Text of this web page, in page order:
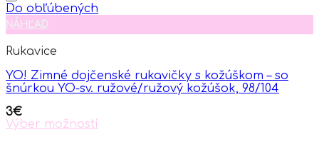
Do obľúbených
NÁHĽAD
Rukavice
YO! Zimné dojčenské rukavičky s kožúškom – so
šnúrkou YO-sv. ružové/ružový kožúšok, 98/104
3€
Výber možností